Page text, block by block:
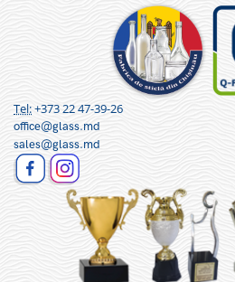
Tel:+373 22 47-39-26
office@glass.md
sales@glass.md